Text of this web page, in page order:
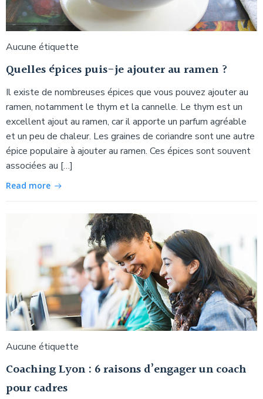
Aucune étiquette
Quelles épices puis-je ajouter au ramen ?
Il existe de nombreuses épices que vous pouvez ajouter au
ramen, notamment le thym et la cannelle. Le thym est un
excellent ajout au ramen, car il apporte un parfum agréable
et un peu de chaleur. Les graines de coriandre sont une autre
épice populaire à ajouter au ramen. Ces épices sont souvent
associées au […]
Read more
Aucune étiquette
Coaching Lyon : 6 raisons d’engager un coach
pour cadres